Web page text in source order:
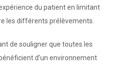
du patient en limitant
les différents prélèvements.
de souligner que toutes les
d’un environnement